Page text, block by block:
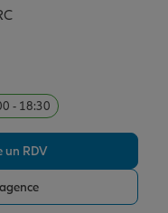
- 18:30
un RDV